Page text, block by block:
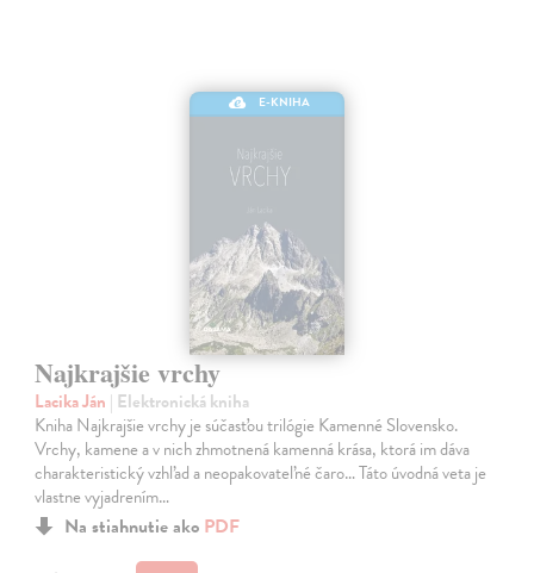
E-KNIHA
Najkrajšie vrchy
Lacika Ján | Elektronická kniha
Kniha Najkrajšie vrchy je súčasťou trilógie Kamenné Slovensko.
Vrchy, kamene a v nich zhmotnená kamenná krása, ktorá im dáva
charakteristický vzhľad a neopakovateľné čaro… Táto úvodná veta je
vlastne vyjadrením…
Na stiahnutie ako PDF